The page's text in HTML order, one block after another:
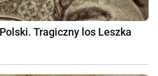
Tragiczny los Leszka